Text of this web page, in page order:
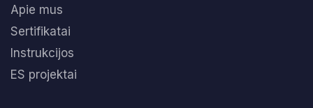
Apie mus
Sertifikatai
Instrukcijos
ES projektai